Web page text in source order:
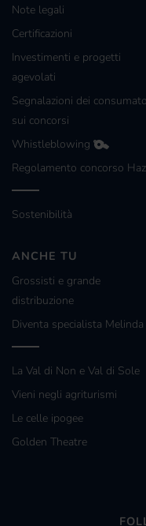
Note legali
Certificazioni
Investimenti e progetti
agevolati
Segnalazioni dei
sui concorsi
Whistleblowing
Regolamento concorso
Sostenibilità
ANCHE TU
Grossisti e grande
distribuzione
Diventa specialista Melinda
La Val di Non e Val di Sole
Vieni negli agriturismi
Le celle ipogee
Golden Theatre